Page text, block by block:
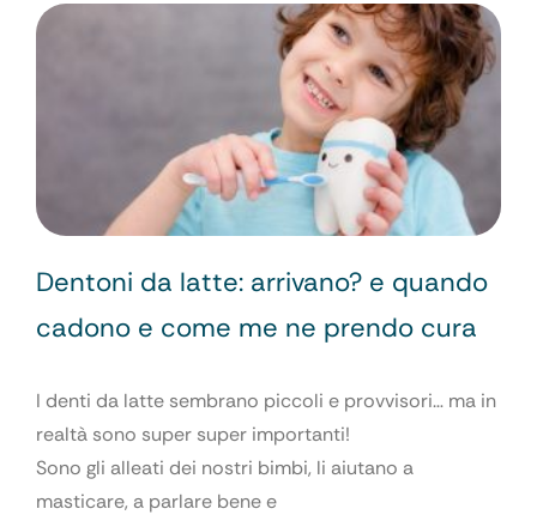
Dentoni da latte: arrivano? e quando
cadono e come me ne prendo cura
I denti da latte sembrano piccoli e provvisori… ma in
realtà sono super super importanti!
Sono gli alleati dei nostri bimbi, li aiutano a
masticare, a parlare bene e